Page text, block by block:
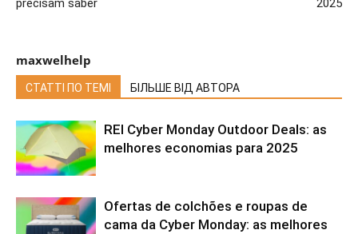
precisam saber
2025
maxwelhelp
СТАТТІ ПО ТЕМІ БІЛЬШЕ ВІД АВТОРА
REI Cyber ​​Monday Outdoor Deals: as
melhores economias para 2025
Ofertas de colchões e roupas de
cama da Cyber ​​Monday: as melhores